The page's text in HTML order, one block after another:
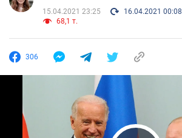
15.04.2021 23:25 16.04.2021 00:08
68,1 т.
306